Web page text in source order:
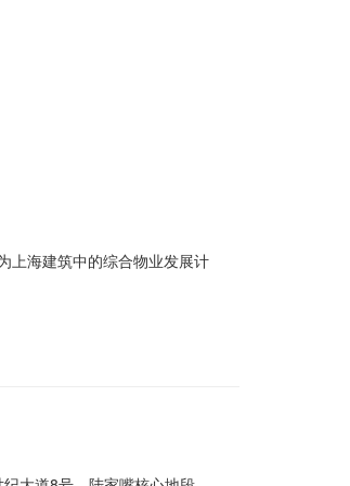
上海建筑中的综合物业发展计